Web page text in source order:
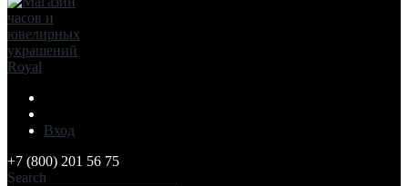
Вход
+7 (800) 201 56 75
Search